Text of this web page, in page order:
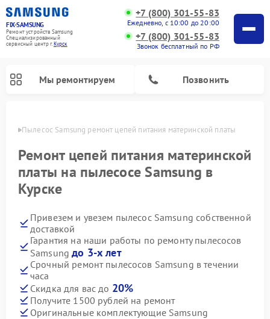
FIX-SAMSUNG
Ремонт устройств Samsung
Специализированный
cервисный центр г.Курск
+7 (800) 301-55-83
Ежедневно, с 10:00 до 20:00
+7 (800) 301-55-83
Звонок бесплатный по РФ
Мы ремонтируем Позвонить
Пылесос Samsung ремонт цепей питания материнской платы
Ремонт цепей питания материнской
платы на пылесосе Samsung в
Курске
Привезем и увезем пылесос Samsung собственной
доставкой
Гарантия на наши работы по ремонту пылесосов
Samsungдо 3-х лет
Срочный ремонт пылесосов Samsung в течении
часа
Скидка для вас до 20%
Получите 1500 рублей на ремонт
Оригинальные комплектующие Samsung